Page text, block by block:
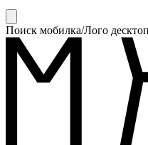
Поиск мобилка/Лого десктоп